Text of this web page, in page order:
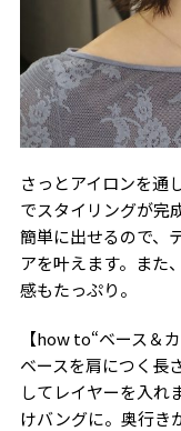
さっとアイロンを通
でスタイリングが完
簡単に出せるので、
アを叶えます。また
感もたっぷり。
【how to“ベース＆カ
ベースを肩につく長
してレイヤーを入れ
けバングに。奥行き